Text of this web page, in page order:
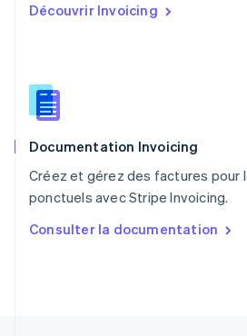
Découvrir Invoicing
Documentation Invoicing
Créez et gérez des factures pour
ponctuels avec Stripe Invoicing.
Consulter la documentation
PortuguêsEnglish
English
Roumanie
Royaume-Uni
Singapour
English 简体中文
English